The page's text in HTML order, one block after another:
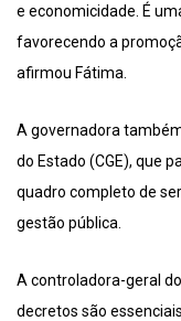
e economicidade. É
favorecendo a
afirmou Fátima.
A governadora
do Estado (CGE), que
quadro completo de
gestão pública.
A controladora-geral
decretos são